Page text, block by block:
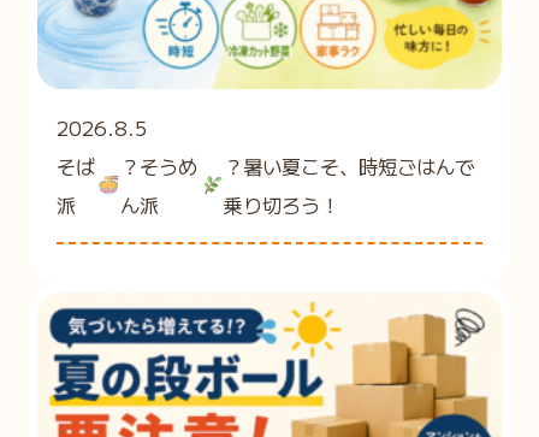
2026.8.5
そば
派
？そうめ
ん派
？暑い夏こそ、時短ごはんで
乗り切ろう！